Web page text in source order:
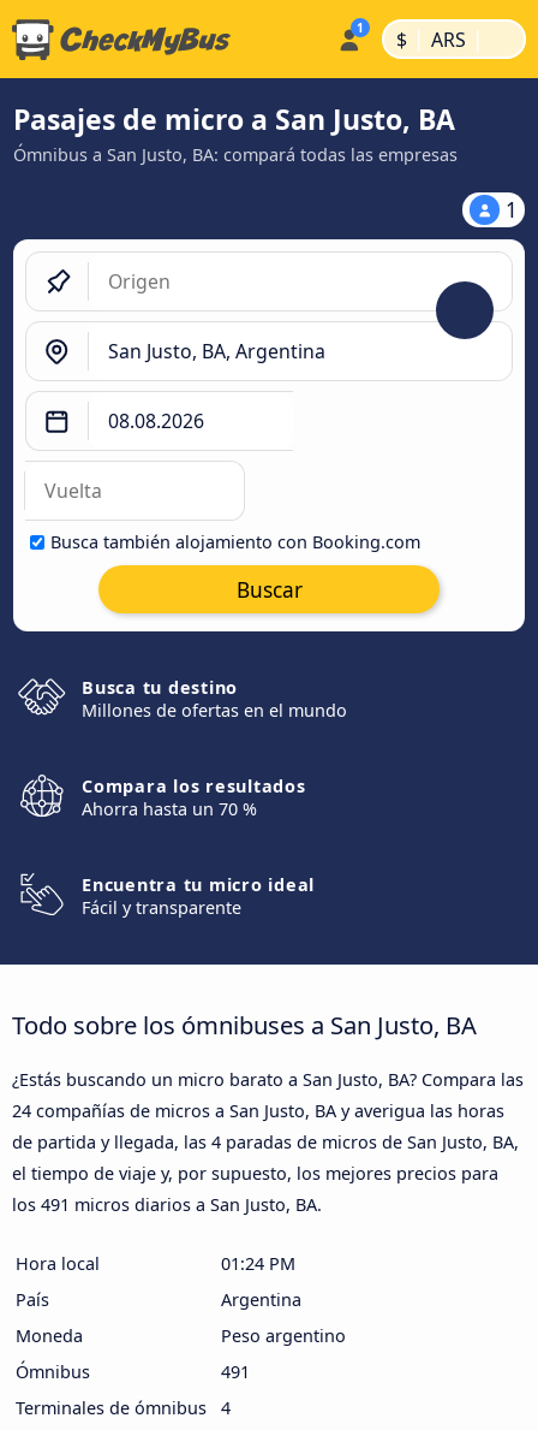
$ | ARS |
Pasajes de micro a San Justo, BA
Ómnibus a San Justo, BA: compará todas las empresas
1
Busca también alojamiento con Booking.com
Buscar
Busca tu destino
Millones de ofertas en el mundo
Compara los resultados
Ahorra hasta un 70 %
Encuentra tu micro ideal
Fácil y transparente
Todo sobre los ómnibuses a San Justo, BA
¿Estás buscando un micro barato a San Justo, BA? Compara las
24 compañías de micros a San Justo, BA y averigua las horas
de partida y llegada, las 4 paradas de micros de San Justo, BA,
el tiempo de viaje y, por supuesto, los mejores precios para
los 491 micros diarios a San Justo, BA.
Hora local
01:24 PM
País
Argentina
Moneda
Peso argentino
Ómnibus
491
Terminales de ómnibus
4